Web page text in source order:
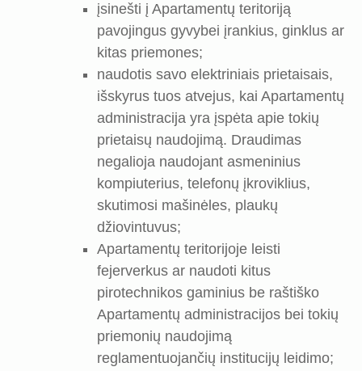
įsinešti į Apartamentų teritoriją
pavojingus gyvybei įrankius, ginklus ar
kitas priemones;
naudotis savo elektriniais prietaisais,
išskyrus tuos atvejus, kai Apartamentų
administracija yra įspėta apie tokių
prietaisų naudojimą. Draudimas
negalioja naudojant asmeninius
kompiuterius, telefonų įkroviklius,
skutimosi mašinėles, plaukų
džiovintuvus;
Apartamentų teritorijoje leisti
fejerverkus ar naudoti kitus
pirotechnikos gaminius be raštiško
Apartamentų administracijos bei tokių
priemonių naudojimą
reglamentuojančių institucijų leidimo;